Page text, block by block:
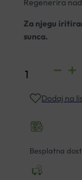
Regenerira
Za njegu
sunca.
PANTHENOL
10%
količina
Dodaj na
Besplatna